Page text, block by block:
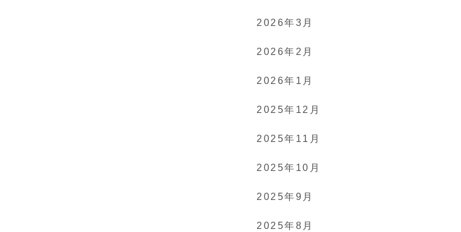
2026年3月
2026年2月
2026年1月
2025年12月
2025年11月
2025年10月
2025年9月
2025年8月